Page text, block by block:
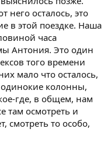
него осталось, это
в этой поездке. Наша
часа
Антония. Это один
того времени
мало что осталось,
колонны,
где, в общем, нам
там осмотреть и
смотреть то особо,